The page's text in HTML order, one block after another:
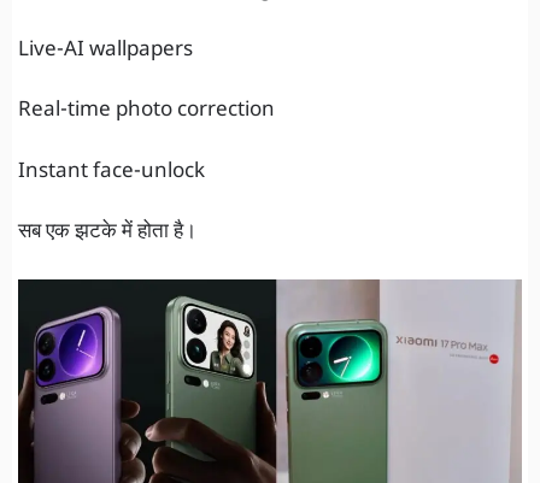
Live-AI wallpapers
Real-time photo correction
Instant face-unlock
सब एक झटके में होता है।